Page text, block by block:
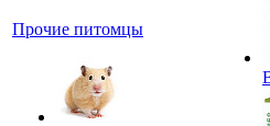
Прочие питомцы